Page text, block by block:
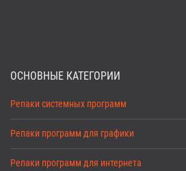
ОСНОВНЫЕ КАТЕГОРИИ
Репаки системных программ
Репаки программ для графики
Репаки программ для интернета